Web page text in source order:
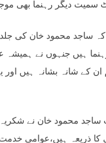
دیگر رہنما بھی
ساجد محمود خان کی
ہیں جنہوں نے ہمیشہ
کے شانہ بشانہ ہیں
ساجد محمود خان نے
کا ذریعہ ہیں،عوامی